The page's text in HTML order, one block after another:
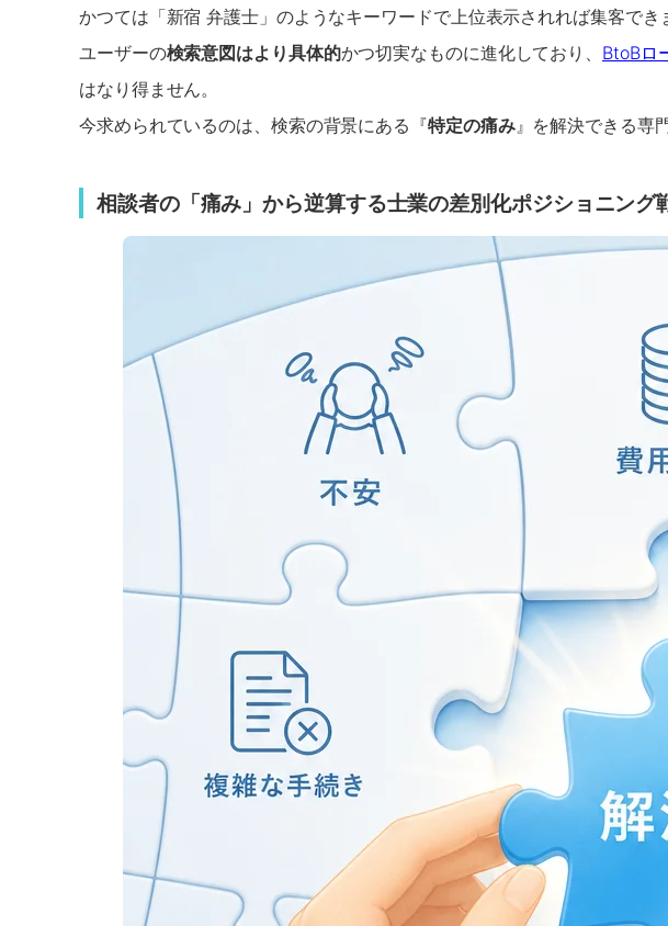
かつては「新宿 弁護士」のようなキーワードで上位表示されれば集客で
ユーザーの検索意図はより具体的かつ切実なものに進化しており、 BtoBロ
はなり得ません。
今求められているのは、検索の背景にある『特定の痛み』を解決できる専
相談者の「痛み」から逆算する士業の差別化ポジショニング